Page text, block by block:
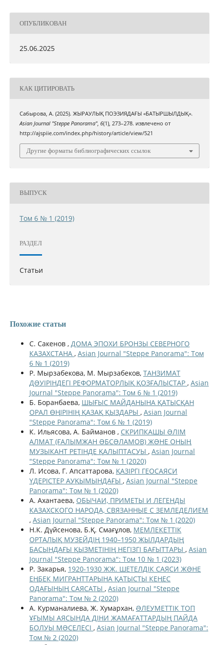
ОПУБЛИКОВАН
25.06.2025
КАК ЦИТИРОВАТЬ
Сабырова, А. (2025). ЖЫРАУЛЫҚ ПОЭЗИЯДАҒЫ «БАТЫРШЫЛДЫҚ».
Asian Journal "Steppe Panorama", 6(1), 273–278. извлечено от
http://ajspiie.com/index.php/history/article/view/521
Другие форматы библиографических ссылок
ВЫПУСК
Том 6 № 1 (2019)
РАЗДЕЛ
Статьи
Похожие статьи
С. Сакенов , ДОМА ЭПОХИ БРОНЗЫ СЕВЕРНОГО
КАЗАХСТАНА , Asian Journal "Steppe Panorama": Том
6 № 1 (2019)
Р. Мырзабекова, М. Мырзабеков, ТАНЗИМАТ
ДƏУІРІНДЕГІ РЕФОРМАТОРЛЫҚ ҚОЗҒАЛЫСТАР , Asian
Journal "Steppe Panorama": Том 6 № 1 (2019)
Б. Боранбаева, ШЫҒЫС МАЙДАНЫНА ҚАТЫСҚАН
ОРАЛ ӨҢІРІНІҢ ҚАЗАҚ ҚЫЗДАРЫ , Asian Journal
"Steppe Panorama": Том 6 № 1 (2019)
К. Ильясова, А. Байманов , СКРИПКАШЫ ƏЛІМ
АЛМАТ (ҒАЛЫМЖАН ƏБСƏЛАМОВ) ЖƏНЕ ОНЫҢ
МУЗЫКАНТ РЕТІНДЕ ҚАЛЫПТАСУЫ , Asian Journal
"Steppe Panorama": Том № 1 (2020)
Л. Исова, Г. Апсаттарова, ҚАЗІРГІ ГЕОСАЯСИ
ҮДЕРІСТЕР АУҚЫМЫНДАҒЫ , Asian Journal "Steppe
Panorama": Том № 1 (2020)
А. Ахантаева, ОБЫЧАИ, ПРИМЕТЫ И ЛЕГЕНДЫ
КАЗАХСКОГО НАРОДА, СВЯЗАННЫЕ С ЗЕМЛЕДЕЛИЕМ
, Asian Journal "Steppe Panorama": Том № 1 (2020)
Н.К. Дүйсенова, Б.Қ. Смағұлов, МЕМЛЕКЕТТІК
ОРТАЛЫҚ МУЗЕЙДІҢ 1940–1950 ЖЫЛДАРДЫҢ
БАСЫНДАҒЫ ҚЫЗМЕТІНІҢ НЕГІЗГІ БАҒЫТТАРЫ , Asian
Journal "Steppe Panorama": Том 10 № 1 (2023)
Р. Закарья, 1920-1930 ЖЖ. ШЕТЕЛДІК САЯСИ ЖƏНЕ
ЕҢБЕК МИГРАНТТАРЫНА ҚАТЫСТЫ КЕҢЕС
ОДАҒЫНЫҢ САЯСАТЫ , Asian Journal "Steppe
Panorama": Том № 2 (2020)
А. Курманалиева, Ж. Хумархан, ƏЛЕУМЕТТІК ТОП
ҰҒЫМЫ АЯСЫНДА ДІНИ ЖАМАҒАТТАРДЫҢ ПАЙДА
БОЛУЫ МƏСЕЛЕСІ , Asian Journal "Steppe Panorama":
Том № 2 (2020)